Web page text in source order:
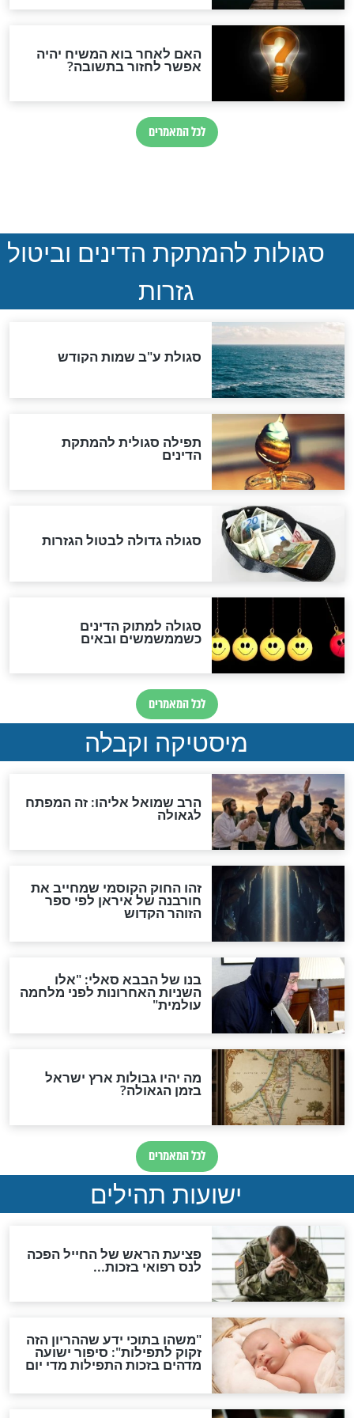
ההסכם החשאי של טראמפ
ואיראן: בלי שקיפות ועם הרבה
"מודה לקב"ה על כל השנים"
לכל המאמרים
אחרית הימים
האם אפשר לחשב את הקץ?
מה יהיה בימות המשיח?
"לפני הגאולה תהיה אפיקורסות
והכחשה גדולה מאוד של
האמונה"
האם לאחר בוא המשיח יהיה
אפשר לחזור בתשובה?
לכל המאמרים
להמתקת הדינים וביטול
גזרות
סגולת ע"ב שמות הקודש
תפילה סגולית להמתקת
הדינים